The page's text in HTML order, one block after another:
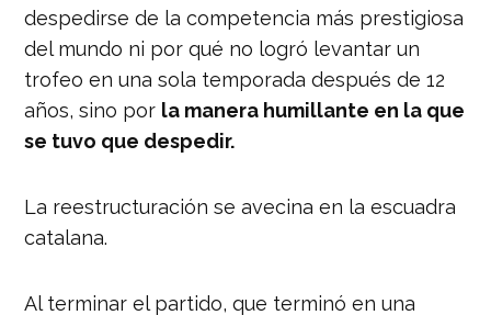
despedirse de la competencia más prestigiosa
del mundo ni por qué no logró levantar un
trofeo en una sola temporada después de 12
años, sino por la manera humillante en la que
se tuvo que despedir.
La reestructuración se avecina en la escuadra
catalana.
Al terminar el partido, que terminó en una